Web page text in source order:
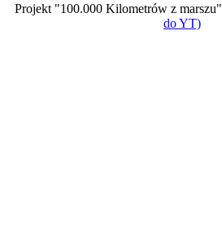
Projekt "100.000 Kilometrów z marszu"
do YT)